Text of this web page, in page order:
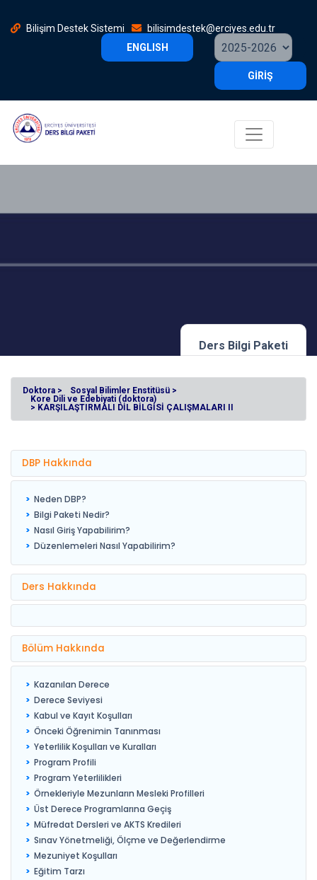
Bilişim Destek Sistemi
bilisimdestek@erciyes.edu.tr
ENGLISH
GİRİŞ
Ders Bilgi Paketi
Doktora >
Sosyal Bilimler Enstitüsü >
Kore Dili ve Edebiyati (doktora)
> KARŞILAŞTIRMALI DİL BİLGİSİ ÇALIŞMALARI II
DBP Hakkında
Neden DBP?
Bilgi Paketi Nedir?
Nasıl Giriş Yapabilirim?
Düzenlemeleri Nasıl Yapabilirim?
Ders Hakkında
Bölüm Hakkında
Kazanılan Derece
Derece Seviyesi
Kabul ve Kayıt Koşulları
Önceki Öğrenimin Tanınması
Yeterlilik Koşulları ve Kuralları
Program Profili
Program Yeterlilikleri
Örnekleriyle Mezunların Mesleki Profilleri
Üst Derece Programlarına Geçiş
Müfredat Dersleri ve AKTS Kredileri
Sınav Yönetmeliği, Ölçme ve Değerlendirme
Mezuniyet Koşulları
Eğitim Tarzı